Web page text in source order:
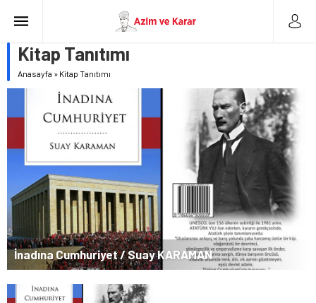
Kitap Tanıtımı
Anasayfa » Kitap Tanıtımı
İnadına Cumhuriyet / Suay KARAMAN